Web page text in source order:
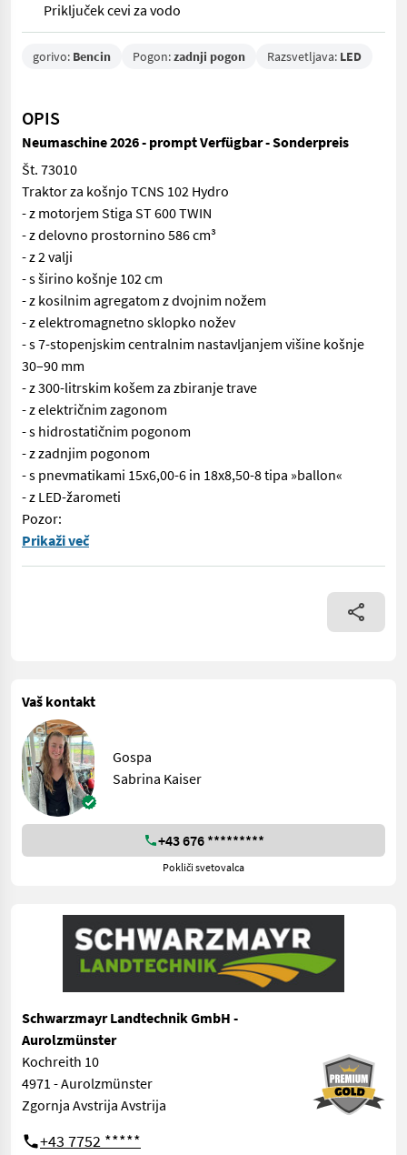
Priključek cevi za vodo
gorivo: Bencin Pogon:zadnji pogon Razsvetljava: LED
OPIS
Neumaschine 2026 - prompt Verfügbar - Sonderpreis
Št. 73010
Traktor za košnjo TCNS 102 Hydro
- z motorjem Stiga ST 600 TWIN
- z delovno prostornino 586 cm³
- z 2 valji
- s širino košnje 102 cm
- z kosilnim agregatom z dvojnim nožem
- z elektromagnetno sklopko nožev
- s 7-stopenjskim centralnim nastavljanjem višine košnje
30–90 mm
- z 300-litrskim košem za zbiranje trave
- z električnim zagonom
- s hidrostatičnim pogonom
- z zadnjim pogonom
- s pnevmatikami 15x6,00-6 in 18x8,50-8 tipa »ballon«
- z LED-žarometi
Pozor:
Št. 73010 Traktor za košnjo TCNS 102 Hydro - z motorjem
Prikaži več
Vaš kontakt
Gospa
Sabrina Kaiser
+43 676 *********
Pokliči svetovalca
Schwarzmayr Landtechnik GmbH -
Aurolzmünster
Kochreith 10
4971 - Aurolzmünster
Zgornja Avstrija Avstrija
+43 7752 *****